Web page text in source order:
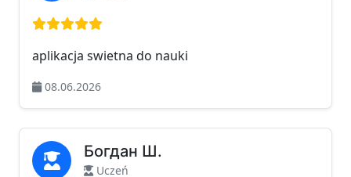
Ocena: 5 na 5
aplikacja swietna do nauki
08.06.2026
Богдан Ш.
Uczeń